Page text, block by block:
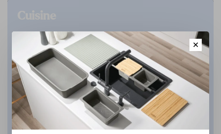
Cuisine
DÉCOUVREZ ✕